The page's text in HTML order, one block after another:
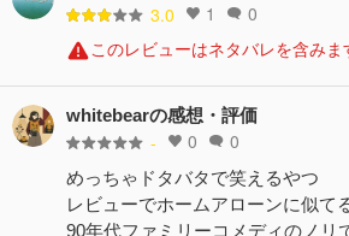
3.0 1 0
このレビューはネタバレを含みま
whitebearの感想・評価
- 0 0
めっちゃドタバタで笑えるやつ
レビューでホームアローンに似て
90年代ファミリーコメディのノリ